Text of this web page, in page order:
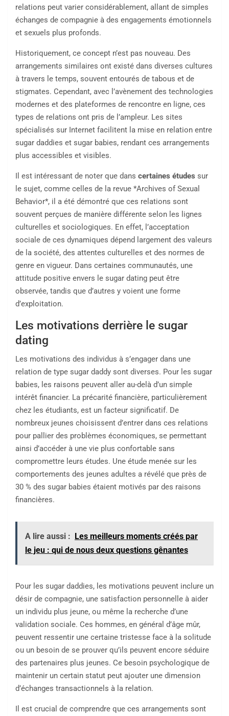
relations peut varier considérablement, allant de simples
échanges de compagnie à des engagements émotionnels
et sexuels plus profonds.
Historiquement, ce concept n’est pas nouveau. Des
arrangements similaires ont existé dans diverses cultures
à travers le temps, souvent entourés de tabous et de
stigmates. Cependant, avec l’avènement des technologies
modernes et des plateformes de rencontre en ligne, ces
types de relations ont pris de l’ampleur. Les sites
spécialisés sur Internet facilitent la mise en relation entre
sugar daddies et sugar babies, rendant ces arrangements
plus accessibles et visibles.
Il est intéressant de noter que dans certaines études sur
le sujet, comme celles de la revue *Archives of Sexual
Behavior*, il a été démontré que ces relations sont
souvent perçues de manière différente selon les lignes
culturelles et sociologiques. En effet, l’acceptation
sociale de ces dynamiques dépend largement des valeurs
de la société, des attentes culturelles et des normes de
genre en vigueur. Dans certaines communautés, une
attitude positive envers le sugar dating peut être
observée, tandis que d’autres y voient une forme
d’exploitation.
Les motivations derrière le sugar
dating
Les motivations des individus à s’engager dans une
relation de type sugar daddy sont diverses. Pour les sugar
babies, les raisons peuvent aller au-delà d’un simple
intérêt financier. La précarité financière, particulièrement
chez les étudiants, est un facteur significatif. De
nombreux jeunes choisissent d’entrer dans ces relations
pour pallier des problèmes économiques, se permettant
ainsi d’accéder à une vie plus confortable sans
compromettre leurs études. Une étude menée sur les
comportements des jeunes adultes a révélé que près de
30 % des sugar babies étaient motivés par des raisons
financières.
A lire aussi :
Les meilleurs moments créés par
le jeu : qui de nous deux questions gênantes
Pour les sugar daddies, les motivations peuvent inclure un
désir de compagnie, une satisfaction personnelle à aider
un individu plus jeune, ou même la recherche d’une
validation sociale. Ces hommes, en général d’âge mûr,
peuvent ressentir une certaine tristesse face à la solitude
ou un besoin de se prouver qu’ils peuvent encore séduire
des partenaires plus jeunes. Ce besoin psychologique de
maintenir un certain statut peut ajouter une dimension
d’échanges transactionnels à la relation.
Il est crucial de comprendre que ces arrangements sont